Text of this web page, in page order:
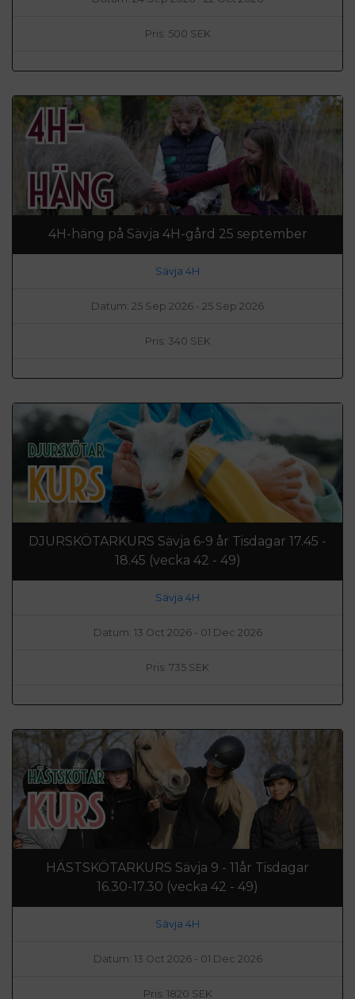
Pris: 500 SEK
4H-häng på Sävja 4H-gård 25 september
Sävja 4H
Datum: 25 Sep 2026 - 25 Sep 2026
Pris: 340 SEK
DJURSKÖTARKURS Sävja 6-9 år Tisdagar 17.45 -
18.45 (vecka 42 - 49)
Sävja 4H
Datum: 13 Oct 2026 - 01 Dec 2026
Pris: 735 SEK
HÄSTSKÖTARKURS Sävja 9 - 11år Tisdagar
16.30-17.30 (vecka 42 - 49)
Sävja 4H
Datum: 13 Oct 2026 - 01 Dec 2026
Pris: 1820 SEK